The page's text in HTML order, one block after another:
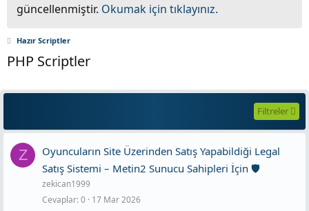
güncellenmiştir. Okumak için tıklayınız.
Hazır Scriptler
PHP Scriptler
Filtreler
Z
Oyuncuların Site Üzerinden Satış Yapabildiği Legal
Satış Sistemi – Metin2 Sunucu Sahipleri İçin 🛡️
zekican1999
Cevaplar 0 17 Mar 2026